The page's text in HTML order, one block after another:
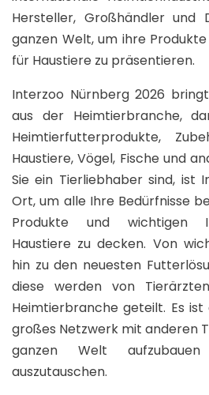
Hersteller, Großhändler und
ganzen Welt, um ihre
für Haustiere zu präsentieren.
Interzoo Nürnberg 2026
aus der Heimtierbranche,
Heimtierfutterprodukte,
Haustiere, Vögel, Fische und
Sie ein Tierliebhaber sind, ist
Ort, um alle Ihre Bedürfnisse
Produkte und wichtigen
Haustiere zu decken. Von
hin zu den neuesten
diese werden von
Heimtierbranche geteilt. Es ist
großes Netzwerk mit anderen
ganzen Welt
auszutauschen.